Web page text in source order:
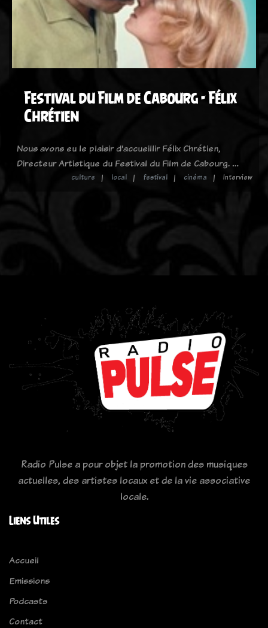
Festival du Film de Cabourg - Félix
Chrétien
Nous avons eu le plaisir d'accueillir Félix Chrétien,
Directeur Artistique du Festival du Film de Cabourg. …
culture local festival cinéma Interview
Radio Pulse a pour objet la promotion des musiques
actuelles, des artistes locaux et de la vie associative
locale.
Liens Utiles
Accueil
Emissions
Podcasts
Contact